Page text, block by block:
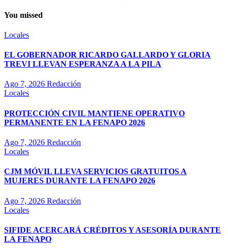
You missed
Locales
EL GOBERNADOR RICARDO GALLARDO Y GLORIA
TREVI LLEVAN ESPERANZA A LA PILA
Ago 7, 2026 Redacción
Locales
PROTECCIÓN CIVIL MANTIENE OPERATIVO
PERMANENTE EN LA FENAPO 2026
Ago 7, 2026 Redacción
Locales
CJM MÓVIL LLEVA SERVICIOS GRATUITOS A
MUJERES DURANTE LA FENAPO 2026
Ago 7, 2026 Redacción
Locales
SIFIDE ACERCARÁ CRÉDITOS Y ASESORÍA DURANTE
LA FENAPO